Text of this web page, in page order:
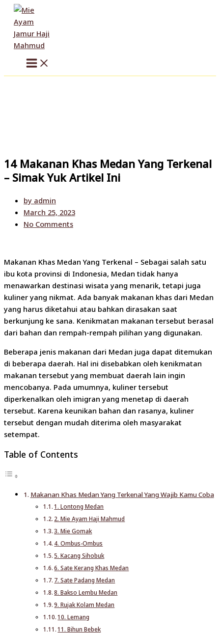
Skip
content
14 Makanan Khas Medan Yang Terkenal
– Simak Yuk Artikel Ini
by admin
March 25, 2023
No Comments
Makanan Khas Medan Yang Terkenal – Sebagai salah satu
ibu kota provinsi di Indonesia, Medan tidak hanya
menawarkan destinasi wisata yang menarik, tetapi juga
kuliner yang nikmat. Ada banyak makanan khas dari Medan
yang harus diketahui atau bahkan dirasakan saat
berkunjung ke sana. Kenikmatan makanan tersebut berasal
dari bahan dan rempah-rempah pilihan yang digunakan.
Beberapa jenis makanan dari Medan juga dapat ditemukan
di beberapa daerah. Hal ini disebabkan oleh kenikmatan
makanan tersebut yang membuat daerah lain ingin
mencobanya. Pada umumnya, kuliner tersebut
diperkenalkan oleh imigran yang menetap di daerah
tersebut. Karena keunikan bahan dan rasanya, kuliner
tersebut dengan mudah diterima oleh masyarakat
setempat.
Table of Contents
Makanan Khas Medan Yang Terkenal Yang Wajib Kamu Coba
1. Lontong Medan
2. Mie Ayam Haji Mahmud
3. Mie Gomak
4. Ombus-Ombus
5. Kacang Sihobuk
6. Sate Kerang Khas Medan
7. Sate Padang Medan
8. Bakso Lembu Medan
9. Rujak Kolam Medan
10. Lemang
11. Bihun Bebek